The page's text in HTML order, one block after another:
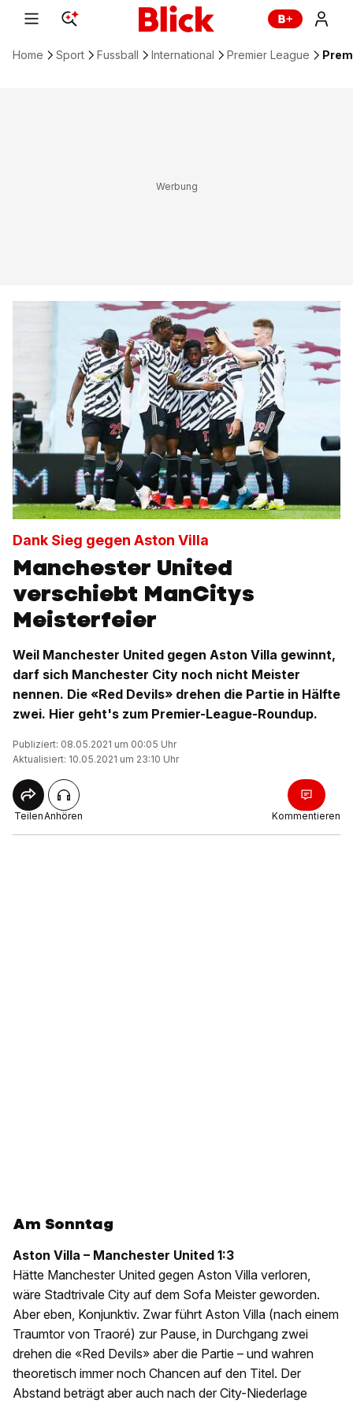
Home Sport Fussball International Premier League
Dank Sieg gegen Aston Villa
Manchester United
verschiebt ManCitys
Meisterfeier
Weil Manchester United gegen Aston Villa gewinnt,
darf sich Manchester City noch nicht Meister
nennen. Die «Red Devils» drehen die Partie in Hälfte
zwei. Hier geht's zum Premier-League-Roundup.
Publiziert: 08.05.2021 um 00:05 Uhr
Aktualisiert: 10.05.2021 um 23:10 Uhr
TeilenAnhören Kommentieren
Am Sonntag
Aston Villa – Manchester United 1:3
Hätte Manchester United gegen Aston Villa verloren,
wäre Stadtrivale City auf dem Sofa Meister geworden.
Aber eben, Konjunktiv. Zwar führt Aston Villa (nach einem
Traumtor von Traoré) zur Pause, in Durchgang zwei
drehen die «Red Devils» aber die Partie – und wahren
theoretisch immer noch Chancen auf den Titel. Der
Abstand beträgt aber auch nach der City-Niederlage